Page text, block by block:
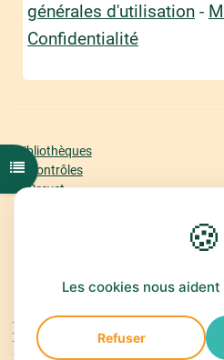
Ouvrir l'index du cours
générales d'utilisation-
Confidentialité
Bibliothèques
Contrôles
Brevet
Classement
Politique de confidentialité
termes et conditions
Galilée.ac - Cours de mathématiques
🍪
Les cookies nous
Refuser